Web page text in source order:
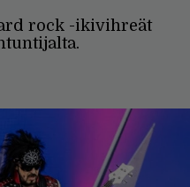
rock -ikivihreät